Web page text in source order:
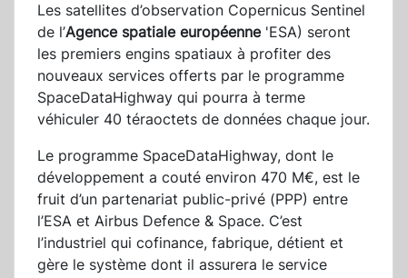
Les satellites d’observation Copernicus Sentinel
de l’Agence spatiale européenne'ESA) seront
les premiers engins spatiaux à profiter des
nouveaux services offerts par le programme
SpaceDataHighway qui pourra à terme
véhiculer 40 téraoctets de données chaque jour.
Le programme SpaceDataHighway, dont le
développement a couté environ 470 M€, est le
fruit d’un partenariat public-privé (PPP) entre
l’ESA et Airbus Defence & Space. C’est
l’industriel qui cofinance, fabrique, détient et
gère le système dont il assurera le service